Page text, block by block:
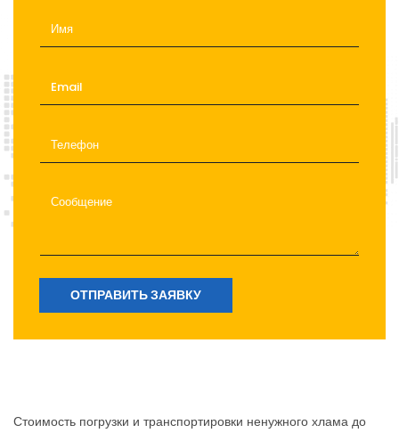
ОТПРАВИТЬ ЗАЯВКУ
Стоимость погрузки и транспортировки ненужного хлама до